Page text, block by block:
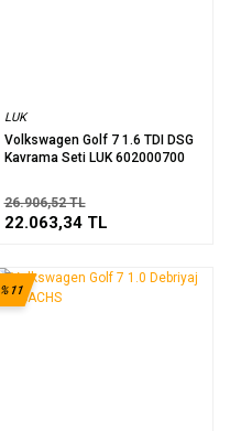
LUK
Volkswagen Golf 7 1.6 TDI DSG
Kavrama Seti LUK 602000700
26.906,52 TL
22.063,34 TL
%11